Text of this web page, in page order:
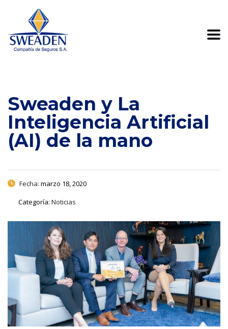
Sweaden y La
Inteligencia Artificial
(AI) de la mano
Fecha: marzo 18, 2020
Categoría: Noticias